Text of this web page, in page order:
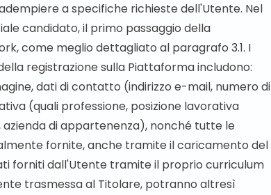
a specifiche richieste dell'Utente. Nel
candidato, il primo passaggio della
come meglio dettagliato al paragrafo 3.1. I
registrazione sulla Piattaforma includono:
dati di contatto (indirizzo e-mail, numero di
(quali professione, posizione lavorativa
di appartenenza), nonché tutte le
fornite, anche tramite il caricamento del
forniti dall'Utente tramite il proprio curriculum
trasmessa al Titolare, potranno altresì